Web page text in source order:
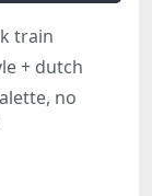
train
+ dutch
no